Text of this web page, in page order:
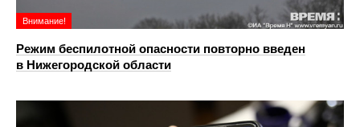
Внимание!
Режим беспилотной опасности повторно введен
в Нижегородской области